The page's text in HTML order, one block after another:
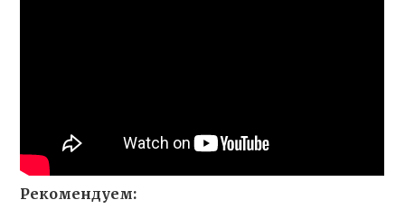
Рекомендуем: